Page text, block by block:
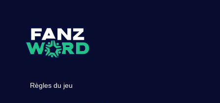
Règles du jeu